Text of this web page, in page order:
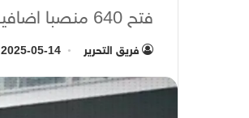
فتح 640 منصبا اضافيا خلال السنوات المقبلة
فريق التحرير 2025-05-14